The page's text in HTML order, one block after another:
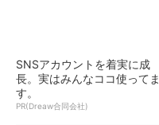
SNSアカウントを着実に成
長。実はみんなココ使ってま
す。
PR(Dreaw合同会社)